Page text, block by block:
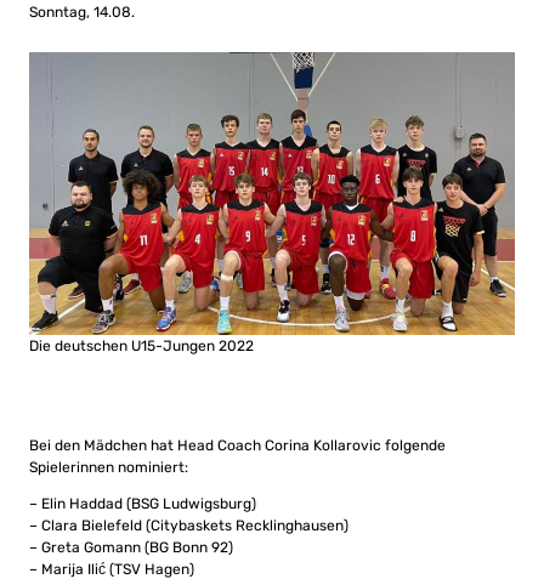
Sonntag, 14.08.
Die deutschen U15-Jungen 2022
Bei den Mädchen hat Head Coach Corina Kollarovic folgende
Spielerinnen nominiert:
– Elin Haddad (BSG Ludwigsburg)
– Clara Bielefeld (Citybaskets Recklinghausen)
– Greta Gomann (BG Bonn 92)
– Marija Ilić (TSV Hagen)